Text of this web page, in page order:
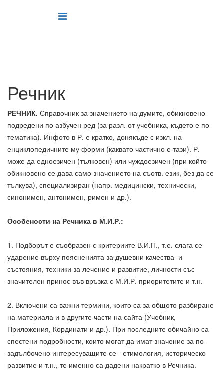
Речник
РЕЧНИК. Справочник за значението на думите, обикновено
подредени по азбучен ред (за разл. от учебника, където е по
тематика). Инфото в Р. е кратко, донякъде с изкл. на
енциклопедичните му форми (каквато частично е тази). Р.
може да едноезичен (тълковен) или чуждоезичен (при който
обикновено се дава само значението на съотв. език, без да се
тълкува), специализиран (напр. медицински, технически,
синонимен, антонимен, римен и др.).
Особености на Речника в М.И.Р.:
1. Подборът е съобразен с критериите В.И.П., т.е. слага се
ударение върху поясненията за душевни качества и
състояния, техники за лечение и развитие, личности със
значителен принос във връзка с М.И.Р. приоритетите и т.н.
2. Включени са важни термини, които са за общото разбиране
на материала и в другите части на сайта (Учебник,
Приложения, Кординати и др.). При последните обичайно са
спестени подробности, които могат да имат значение за по-
задълбочено интересуващите се - етимология, историческо
развитие и т.н., те именно са дадени накратко в Речника.